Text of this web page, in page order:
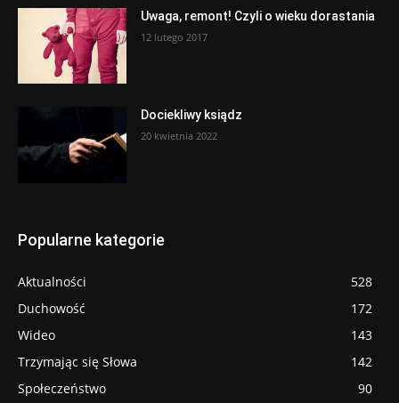
Uwaga, remont! Czyli o wieku dorastania
12 lutego 2017
Dociekliwy ksiądz
20 kwietnia 2022
Popularne kategorie
Aktualności
528
Duchowość
172
Wideo
143
Trzymając się Słowa
142
Społeczeństwo
90